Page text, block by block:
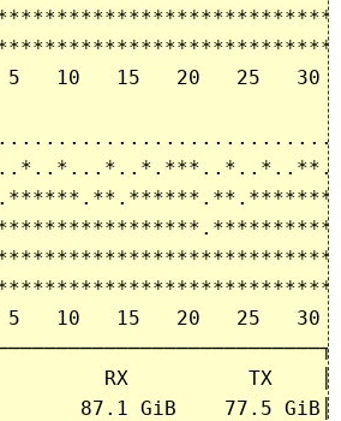
5   10   15   20   25   30
5   10   15   20   25   30
RX          TX
87.1 GiB    77.5 GiB│